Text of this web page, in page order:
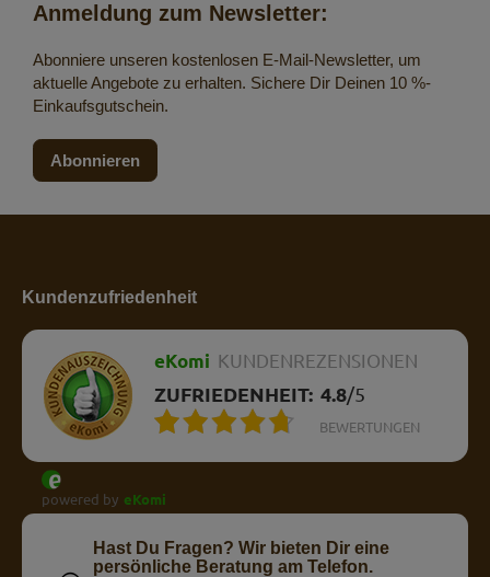
Anmeldung zum Newsletter:
Abonniere unseren kostenlosen E-Mail-Newsletter, um
aktuelle Angebote zu erhalten. Sichere Dir Deinen 10 %-
Einkaufsgutschein.
Abonnieren
Kundenzufriedenheit
eKomi KUNDENREZENSIONEN
ZUFRIEDENHEIT: 4.8/5
BEWERTUNGEN
powered by eKomi
Hast Du Fragen? Wir bieten Dir eine
persönliche Beratung am Telefon.